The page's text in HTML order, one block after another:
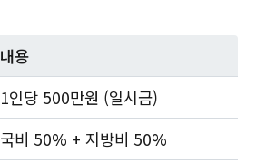
내용
1인당 500만원 (일시금)
국비 50% + 지방비 50%